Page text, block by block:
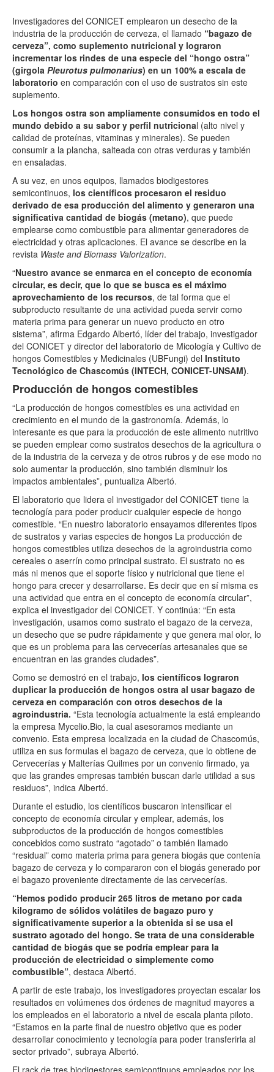
Investigadores del CONICET emplearon un desecho de la
industria de la producción de cerveza, el llamado “bagazo de
cerveza”, como suplemento nutricional y lograron
incrementar los rindes de una especie del “hongo ostra”
(girgola Pleurotus pulmonarius) en un 100% a escala de
laboratorio en comparación con el uso de sustratos sin este
suplemento.
Los hongos ostra son ampliamente consumidos en todo el
mundo debido a su sabor y perfil nutricional (alto nivel y
calidad de proteínas, vitaminas y minerales). Se pueden
consumir a la plancha, salteada con otras verduras y también
en ensaladas.
A su vez, en unos equipos, llamados biodigestores
semicontinuos, los científicos procesaron el residuo
derivado de esa producción del alimento y generaron una
significativa cantidad de biogás (metano), que puede
emplearse como combustible para alimentar generadores de
electricidad y otras aplicaciones. El avance se describe en la
revista Waste and Biomass Valorization.
“Nuestro avance se enmarca en el concepto de economía
circular, es decir, que lo que se busca es el máximo
aprovechamiento de los recursos, de tal forma que el
subproducto resultante de una actividad pueda servir como
materia prima para generar un nuevo producto en otro
sistema”, afirma Edgardo Albertó, líder del trabajo, investigador
del CONICET y director del laboratorio de Micología y Cultivo de
hongos Comestibles y Medicinales (UBFungi) del Instituto
Tecnológico de Chascomús (INTECH, CONICET-UNSAM).
Producción de hongos comestibles
“La producción de hongos comestibles es una actividad en
crecimiento en el mundo de la gastronomía. Además, lo
interesante es que para la producción de este alimento nutritivo
se pueden emplear como sustratos desechos de la agricultura o
de la industria de la cerveza y de otros rubros y de ese modo no
solo aumentar la producción, sino también disminuir los
impactos ambientales”, puntualiza Albertó.
El laboratorio que lidera el investigador del CONICET tiene la
tecnología para poder producir cualquier especie de hongo
comestible. “En nuestro laboratorio ensayamos diferentes tipos
de sustratos y varias especies de hongos La producción de
hongos comestibles utiliza desechos de la agroindustria como
cereales o aserrín como principal sustrato. El sustrato no es
más ni menos que el soporte físico y nutricional que tiene el
hongo para crecer y desarrollarse. Es decir que en sí misma es
una actividad que entra en el concepto de economía circular”,
explica el investigador del CONICET. Y continúa: “En esta
investigación, usamos como sustrato el bagazo de la cerveza,
un desecho que se pudre rápidamente y que genera mal olor, lo
que es un problema para las cervecerías artesanales que se
encuentran en las grandes ciudades”.
Como se demostró en el trabajo, los científicos lograron
duplicar la producción de hongos ostra al usar bagazo de
cerveza en comparación con otros desechos de la
agroindustria. “Esta tecnología actualmente la está empleando
la empresa Mycelio.Bio, la cual asesoramos mediante un
convenio. Esta empresa localizada en la ciudad de Chascomús,
utiliza en sus formulas el bagazo de cerveza, que lo obtiene de
Cervecerías y Malterías Quilmes por un convenio firmado, ya
que las grandes empresas también buscan darle utilidad a sus
residuos”, indica Albertó.
Durante el estudio, los científicos buscaron intensificar el
concepto de economía circular y emplear, además, los
subproductos de la producción de hongos comestibles
concebidos como sustrato “agotado” o también llamado
“residual” como materia prima para genera biogás que contenía
bagazo de cerveza y lo compararon con el biogás generado por
el bagazo proveniente directamente de las cervecerías.
“Hemos podido producir 265 litros de metano por cada
kilogramo de sólidos volátiles de bagazo puro y
significativamente superior a la obtenida si se usa el
sustrato agotado del hongo. Se trata de una considerable
cantidad de biogás que se podría emplear para la
producción de electricidad o simplemente como
combustible”, destaca Albertó.
A partir de este trabajo, los investigadores proyectan escalar los
resultados en volúmenes dos órdenes de magnitud mayores a
los empleados en el laboratorio a nivel de escala planta piloto.
“Estamos en la parte final de nuestro objetivo que es poder
desarrollar conocimiento y tecnología para poder transferirla al
sector privado”, subraya Albertó.